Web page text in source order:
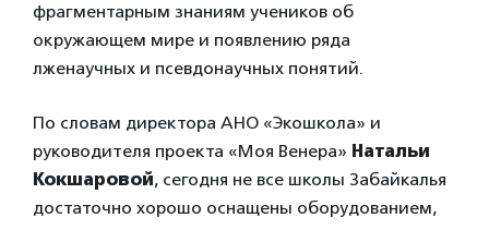
фрагментарным знаниям учеников об
окружающем мире и появлению ряда
лженаучных и псевдонаучных понятий.
По словам директора АНО «Экошкола» и
руководителя проекта «Моя Венера» Натальи
Кокшаровой, сегодня не все школы Забайкалья
достаточно хорошо оснащены оборудованием,